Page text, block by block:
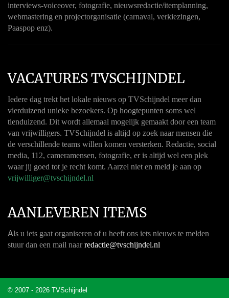
interviews-voiceover, fotografie, nieuwsredactie/itemplanning,
webmastering en projectorganisatie (carnaval, verkiezingen,
Paaspop enz).
VACATURES TVSCHIJNDEL
Iedere dag trekt het lokale nieuws op TVSchijndel meer dan
vierduizend unieke bezoekers. Op hoogtepunten soms wel
tienduizend. Dit wordt allemaal mogelijk gemaakt door een team
van vrijwilligers. TVSchijndel is altijd op zoek naar mensen die
de verschillende teams willen komen versterken. Redactie, social
media, 112, cameramensen, fotografie, er is altijd wel een plek
waar jij goed tot je recht komt. Aarzel niet en meld je aan op
vrijwilliger@tvschijndel.nl
AANLEVEREN ITEMS
Als u iets gaat organiseren of u heeft ons iets nieuws te melden
stuur dan een mail naar redactie@tvschijndel.nl
© 2007 - 2026 TVSchijndel